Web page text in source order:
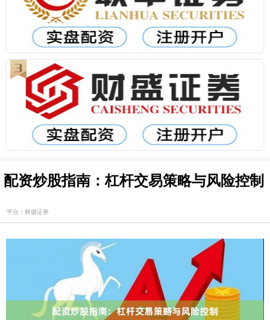
配资炒股指南：杠杆交易策略与风险控制
平台：财盛证券